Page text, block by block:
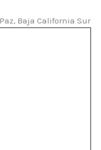
Baja California Sur